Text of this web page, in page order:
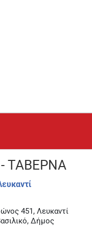
ΤΑΒΕΡΝΑ
451, Λευκαντί
Δήμος